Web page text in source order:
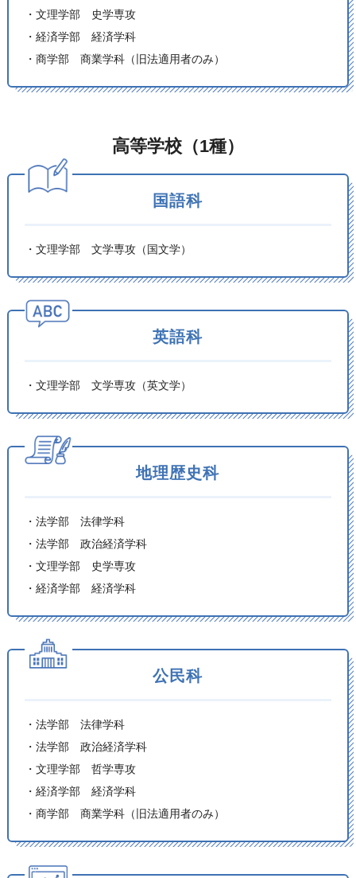
・文理学部 史学専攻
・経済学部 経済学科
・商学部 商業学科（旧法適用者のみ）
高等学校（1種）
国語科
・文理学部 文学専攻（国文学）
英語科
・文理学部 文学専攻（英文学）
地理歴史科
・法学部 法律学科
・法学部 政治経済学科
・文理学部 史学専攻
・経済学部 経済学科
公民科
・法学部 法律学科
・法学部 政治経済学科
・文理学部 哲学専攻
・経済学部 経済学科
・商学部 商業学科（旧法適用者のみ）